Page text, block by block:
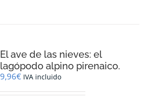
El ave de las nieves: el
lagópodo alpino pirenaico.
9,96€ IVA incluido